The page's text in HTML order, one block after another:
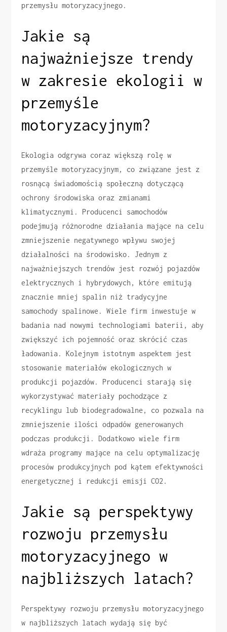
przemysłu motoryzacyjnego.
Jakie są
najważniejsze trendy
w zakresie ekologii w
przemyśle
motoryzacyjnym?
Ekologia odgrywa coraz większą rolę w
przemyśle motoryzacyjnym, co związane jest z
rosnącą świadomością społeczną dotyczącą
ochrony środowiska oraz zmianami
klimatycznymi. Producenci samochodów
podejmują różnorodne działania mające na celu
zmniejszenie negatywnego wpływu swojej
działalności na środowisko. Jednym z
najważniejszych trendów jest rozwój pojazdów
elektrycznych i hybrydowych, które emitują
znacznie mniej spalin niż tradycyjne
samochody spalinowe. Wiele firm inwestuje w
badania nad nowymi technologiami baterii, aby
zwiększyć ich pojemność oraz skrócić czas
ładowania. Kolejnym istotnym aspektem jest
stosowanie materiałów ekologicznych w
produkcji pojazdów. Producenci starają się
wykorzystywać materiały pochodzące z
recyklingu lub biodegradowalne, co pozwala na
zmniejszenie ilości odpadów generowanych
podczas produkcji. Dodatkowo wiele firm
wdraża programy mające na celu optymalizację
procesów produkcyjnych pod kątem efektywności
energetycznej i redukcji emisji CO2.
Jakie są perspektywy
rozwoju przemysłu
motoryzacyjnego w
najbliższych latach?
Perspektywy rozwoju przemysłu motoryzacyjnego
w najbliższych latach wydają się być